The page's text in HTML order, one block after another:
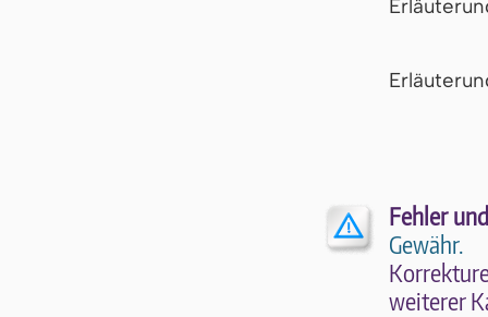
Fehler
Gewähr.
wei­te­rer